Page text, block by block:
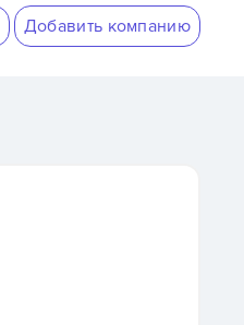
Добавить компанию